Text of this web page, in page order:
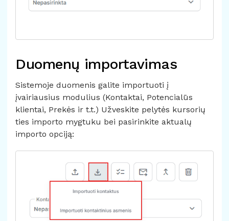
Duomenų importavimas
Sistemoje duomenis galite importuoti į
įvairiausius modulius (Kontaktai, Potencialūs
klientai, Prekės ir t.t.) Užveskite pelytės kursorių
ties importo mygtuku bei pasirinkite aktualų
importo opciją: